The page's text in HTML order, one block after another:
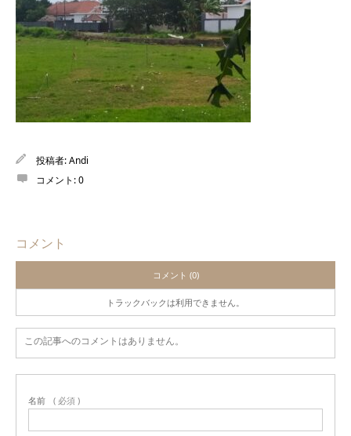
投稿者:Andi
コメント:0
コメント
コメント (0)
トラックバックは利用できません。
この記事へのコメントはありません。
名前 ( 必須 )